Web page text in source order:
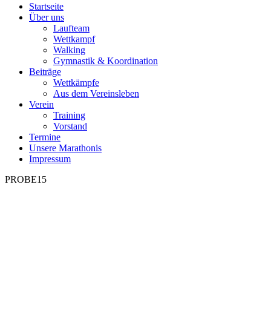
Startseite
Über uns
Laufteam
Wettkampf
Walking
Gymnastik & Koordination
Beiträge
Wettkämpfe
Aus dem Vereinsleben
Verein
Training
Vorstand
Termine
Unsere Marathonis
Impressum